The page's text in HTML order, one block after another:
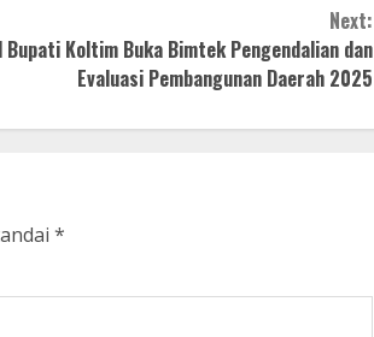
Next:
Bupati Koltim Buka Bimtek Pengendalian dan
Evaluasi Pembangunan Daerah 2025
*